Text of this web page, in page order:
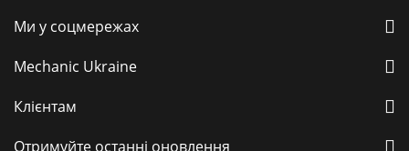
Ми у соцмережах
Mechanic Ukraine
Клієнтам
Отримуйте останні оновлення